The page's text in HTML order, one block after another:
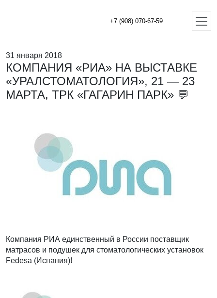
+7 (908) 070-67-59
31 января 2018
КОМПАНИЯ «РИА» НА ВЫСТАВКЕ
«УРАЛСТОМАТОЛОГИЯ», 21 — 23
МАРТА, ТРК «ГАГАРИН ПАРК» 💬
Компания РИА единственный в России поставщик
матрасов и подушек для стоматологических установок
Fedesa (Испания)!